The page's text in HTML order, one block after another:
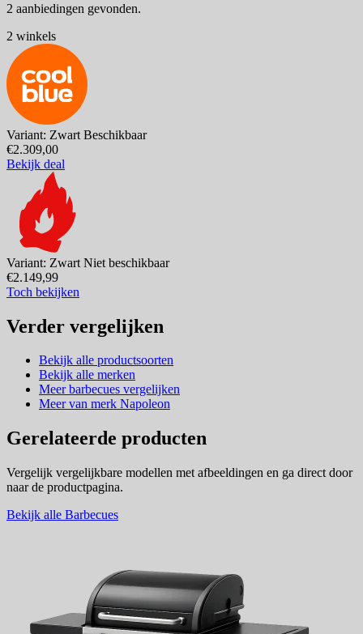
2 aanbiedingen gevonden.
2 winkels
Variant: Zwart Beschikbaar
€2.309,00
Bekijk deal
Variant: Zwart Niet beschikbaar
€2.149,99
Toch bekijken
Verder vergelijken
Bekijk alle productsoorten
Bekijk alle merken
Meer barbecues vergelijken
Meer van merk Napoleon
Gerelateerde producten
Vergelijk vergelijkbare modellen met afbeeldingen en ga direct door
naar de productpagina.
Bekijk alle Barbecues